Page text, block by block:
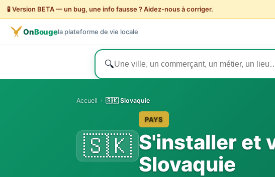
🧪 Version BETA — un bug, une info fausse ? Aidez-nous à corriger.
OnBougela plateforme de vie locale
🔍
Accueil › 🇸🇰 Slovaquie
🇸🇰
PAYS
S'installer et
Slovaquie